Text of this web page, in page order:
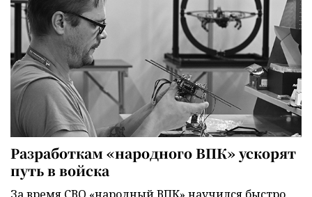
Разработкам «народного ВПК» ускорят
путь в войска
За время СВО «народный ВПК» научился быстро